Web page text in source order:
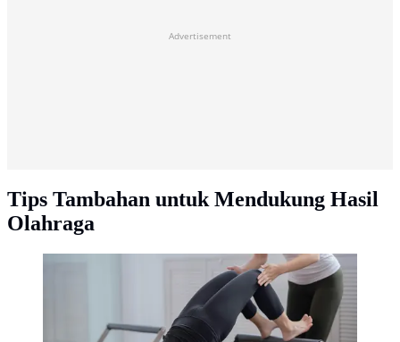
Advertisement
Tips Tambahan untuk Mendukung Hasil
Olahraga